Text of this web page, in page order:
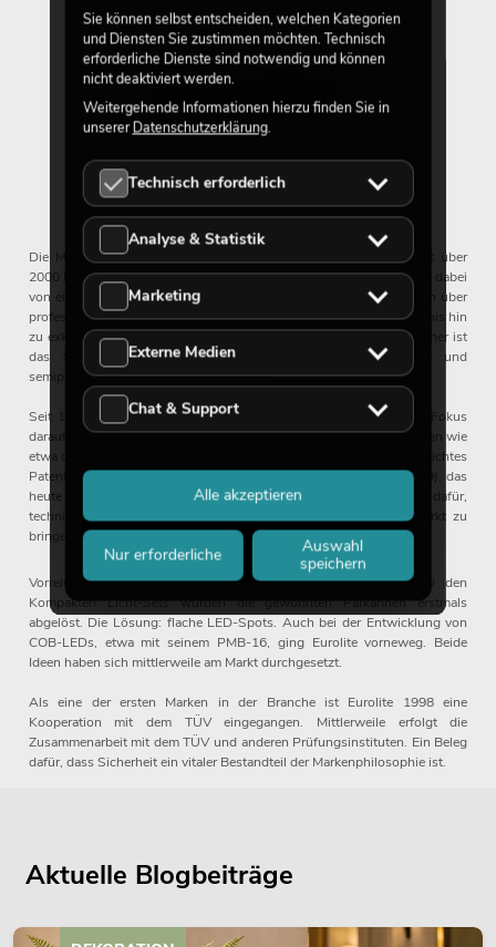
Lichttechnik in großer Vielfalt
Die Marke Eurolite bietet innerhalb der Veranstaltungstechnik mit über
2000 Produkten eine unvergleichliche Vielfalt. Die Bandbreite reicht dabei
von einfachen Strahleneffekten, Spiegelkugeln und Nebelmaschinen über
professionelle Parkannen, Akkuscheinwerfer, Theaterscheinwerfer, bis hin
zu exklusiven LED-Displays, Moving-Heads und Matrixeffekten. Daher ist
das Sortiment sowohl für Profis als auch für Einsteiger und
semiprofessionelle Anwender interessant.
Seit 1991 ist Eurolite am Markt vertreten. Von Beginn an lag der Fokus
darauf, früh am Puls der Zeit zu sein. Das gilt für Eigenentwicklungen wie
etwa die Erfindung des Spiegelkugelmotors: ein von Eurolite eingereichtes
Patent auf Anordnung zur Sicherung einer Achse (Nr. 101 17 639), das
heute nahezu allen Herstellern als Vorbild dient. Es gilt aber auch dafür,
technische Trends zu entdecken und diese als erste auf den Markt zu
bringen.
Vorreiter war Eurolite zum Beispiel mit seiner KLS-Serie. Bei den
Kompakten Licht-Sets wurden die gewohnten Parkannen erstmals
abgelöst. Die Lösung: flache LED-Spots. Auch bei der Entwicklung von
COB-LEDs, etwa mit seinem PMB-16, ging Eurolite vorneweg. Beide
Ideen haben sich mittlerweile am Markt durchgesetzt.
Als eine der ersten Marken in der Branche ist Eurolite 1998 eine
Kooperation mit dem TÜV eingegangen. Mittlerweile erfolgt die
Zusammenarbeit mit dem TÜV und anderen Prüfungsinstituten. Ein Beleg
dafür, dass Sicherheit ein vitaler Bestandteil der Markenphilosophie ist.
Aktuelle Blogbeiträge
Sie können selbst entscheiden, welchen Kategorien
und Diensten Sie zustimmen möchten. Technisch
erforderliche Dienste sind notwendig und können
nicht deaktiviert werden.
Weitergehende Informationen hierzu finden Sie in
unsererDatenschutzerklärung.
Technisch erforderlich
Analyse & Statistik
Marketing
Externe Medien
Chat & Support
Nur erforderliche
Auswahl
speichern
Alle akzeptieren